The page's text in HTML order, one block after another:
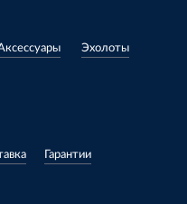
Эхолоты
Гарантии